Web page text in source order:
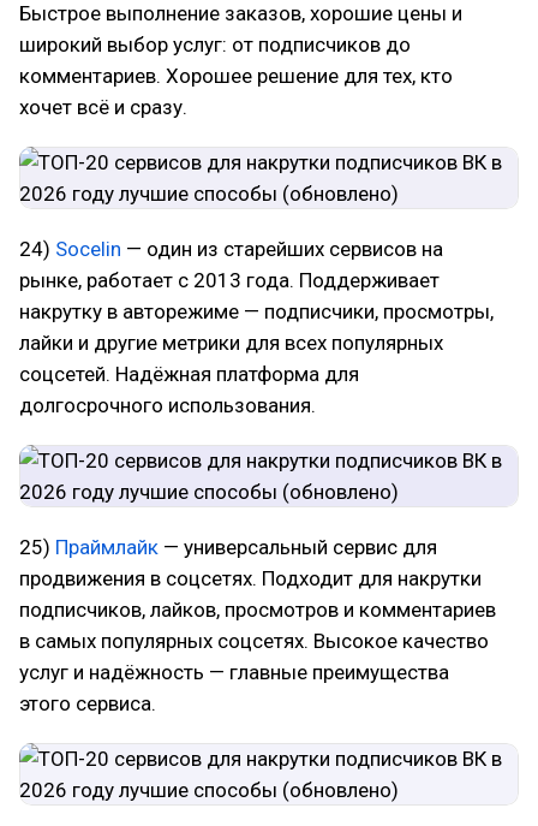
Быстрое выполнение заказов, хорошие цены и
широкий выбор услуг: от подписчиков до
комментариев. Хорошее решение для тех, кто
хочет всё и сразу.
24) Socelin — один из старейших сервисов на
рынке, работает с 2013 года. Поддерживает
накрутку в авторежиме — подписчики, просмотры,
лайки и другие метрики для всех популярных
соцсетей. Надёжная платформа для
долгосрочного использования.
25) Праймлайк — универсальный сервис для
продвижения в соцсетях. Подходит для накрутки
подписчиков, лайков, просмотров и комментариев
в самых популярных соцсетях. Высокое качество
услуг и надёжность — главные преимущества
этого сервиса.